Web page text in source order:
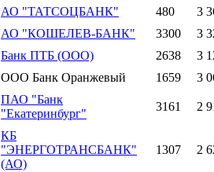
АО "ТАТСОЦБАНК" 480
3
АО "КОШЕЛЕВ-БАНК" 3300
3
Банк ПТБ (ООО) 2638
3
ООО Банк Оранжевый 1659 3
ПАО "Банк
"Екатеринбург"
3161 2
КБ
"ЭНЕРГОТРАНСБАНК"
(АО)
1307 2